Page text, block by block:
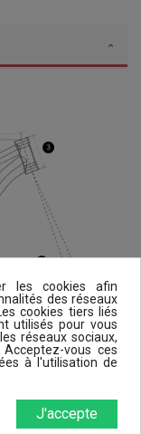
les cookies afin
des réseaux
cookies tiers liés
utilisés pour vous
réseaux sociaux,
vous ces
à l'utilisation de
J'accepte